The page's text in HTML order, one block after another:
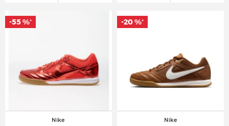
Nike
-55 %*
Nike
-20 %*